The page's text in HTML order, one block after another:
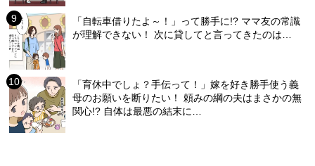
「自転車借りたよ～！」って勝手に!? ママ友の常識
が理解できない！ 次に貸してと言ってきたのは…
「育休中でしょ？手伝って！」嫁を好き勝手使う義
母のお願いを断りたい！ 頼みの綱の夫はまさかの無
関心!? 自体は最悪の結末に…